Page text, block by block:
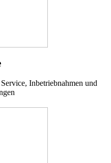
Inbetriebnahmen und